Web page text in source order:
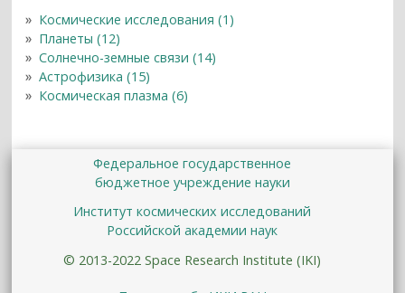
Космические исследования (1)
Планеты (12)
Солнечно-земные связи (14)
Астрофизика (15)
Космическая плазма (6)
Федеральное государственное
бюджетное учреждение науки
Институт космических исследований
Российской академии наук
© 2013-2022 Space Research Institute (IKI)